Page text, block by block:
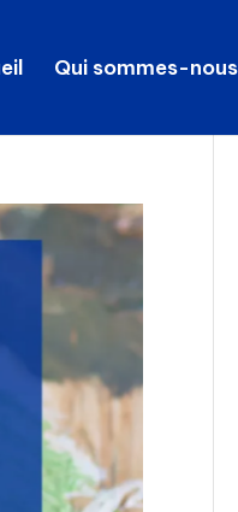
Qui sommes-nous